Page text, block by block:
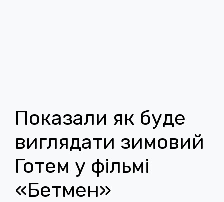
Показали як буде
виглядати зимовий
Готем у фільмі
«Бетмен»